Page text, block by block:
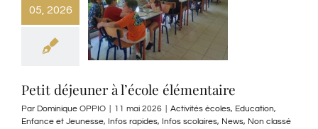
05, 2026
Petit déjeuner à l’école élémentaire
Par Dominique OPPIO 11 mai 2026 Activités écoles, Education,
Enfance et Jeunesse, Infos rapides, Infos scolaires, News, Non classé